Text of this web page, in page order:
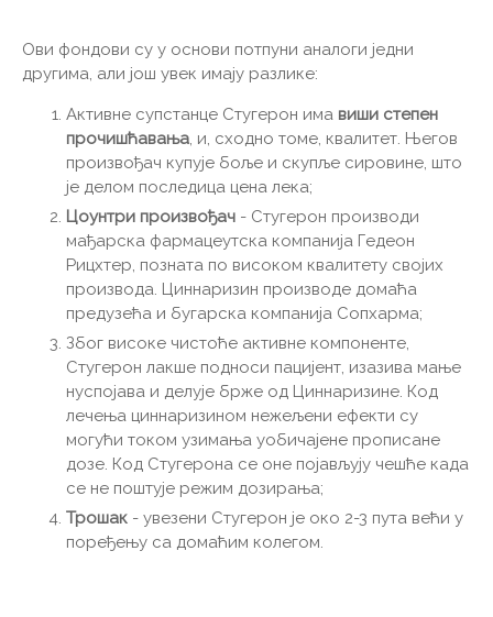
Ови фондови су у основи потпуни аналоги једни
другима, али још увек имају разлике:
Активне супстанце Стугерон има виши степен
прочишћавања, и, сходно томе, квалитет. Његов
произвођач купује боље и скупље сировине, што
је делом последица цена лека;
Цоунтри произвођач - Стугерон производи
мађарска фармацеутска компанија Гедеон
Рицхтер, позната по високом квалитету својих
производа. Циннаризин производе домаћа
предузећа и бугарска компанија Сопхарма;
Због високе чистоће активне компоненте,
Стугерон лакше подноси пацијент, изазива мање
нуспојава и делује брже од Циннаризине. Код
лечења циннаризином нежељени ефекти су
могући током узимања уобичајене прописане
дозе. Код Стугерона се оне појављују чешће када
се не поштује режим дозирања;
Трошак - увезени Стугерон је око 2-3 пута већи у
поређењу са домаћим колегом.